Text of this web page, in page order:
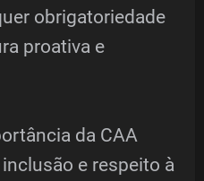
obrigatoriedade
proativa e
da CAA
e respeito à